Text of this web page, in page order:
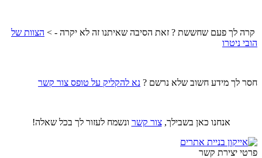
קרה לך פעם שחששת ? זאת הסיבה שאיתנו זה לא יקרה - > הצוות של
הובי ניטרו
חסר לך מידע חשוב שלא נרשם ? נא להקליק על טופס צור קשר
אנחנו כאן בשבילך,צור קשר ונשמח לעזור לך בכל שאלה!
פרטי יצירת קשר